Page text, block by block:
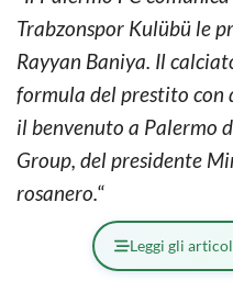
Trabzonspor Kulübü le
Rayyan Baniya. Il
formula del prestito con
il benvenuto a Palermo
Group, del presidente
rosanero.“
Leggi gli